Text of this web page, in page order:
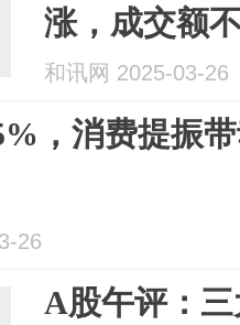
涨，成交额
亿；机构解
和讯网 2025-03-26
，消费提振
26
A股午评：